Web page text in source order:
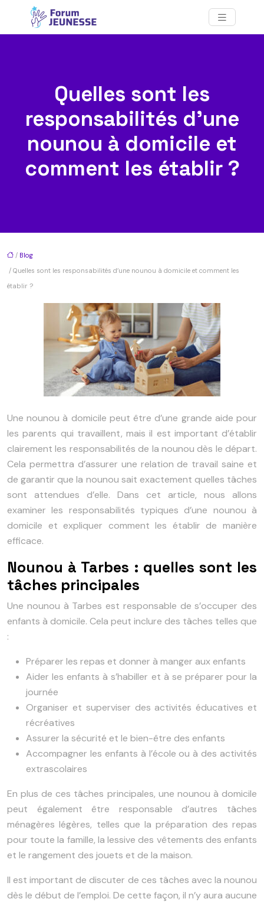
Quelles sont les
responsabilités d’une
nounou à domicile et
comment les établir ?
/ Blog
/ Quelles sont les responsabilités d’une nounou à domicile et comment les
établir ?
Une nounou à domicile peut être d’une grande aide pour
les parents qui travaillent, mais il est important d’établir
clairement les responsabilités de la nounou dès le départ.
Cela permettra d’assurer une relation de travail saine et
de garantir que la nounou sait exactement quelles tâches
sont attendues d’elle. Dans cet article, nous allons
examiner les responsabilités typiques d’une nounou à
domicile et expliquer comment les établir de manière
efficace.
Nounou à Tarbes : quelles sont les
tâches principales
Une nounou à Tarbes est responsable de s’occuper des
enfants à domicile. Cela peut inclure des tâches telles que
:
Préparer les repas et donner à manger aux enfants
Aider les enfants à s’habiller et à se préparer pour la
journée
Organiser et superviser des activités éducatives et
récréatives
Assurer la sécurité et le bien-être des enfants
Accompagner les enfants à l’école ou à des activités
extrascolaires
En plus de ces tâches principales, une nounou à domicile
peut également être responsable d’autres tâches
ménagères légères, telles que la préparation des repas
pour toute la famille, la lessive des vêtements des enfants
et le rangement des jouets et de la maison.
Il est important de discuter de ces tâches avec la nounou
dès le début de l’emploi. De cette façon, il n’y aura aucune